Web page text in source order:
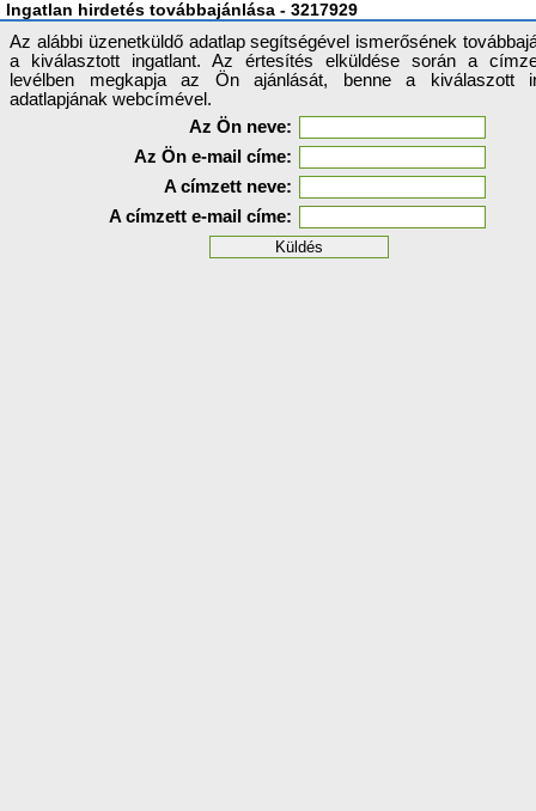
Ingatlan hirdetés továbbajánlása - 3217929
Az alábbi üzenetküldő adatlap segítségével ismerősének
a kiválasztott ingatlant. Az értesítés elküldése során a
levélben megkapja az Ön ajánlását, benne a kiválaszott
adatlapjának webcímével.
Az Ön neve:
Az Ön e-mail címe:
A címzett neve:
A címzett e-mail címe: